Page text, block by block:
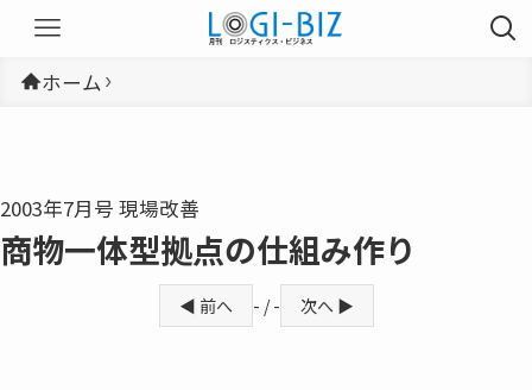
ホーム
2003年7月号 現場改善
商物一体型拠点の仕組み作り
◀ 前へ - / - 次へ ▶